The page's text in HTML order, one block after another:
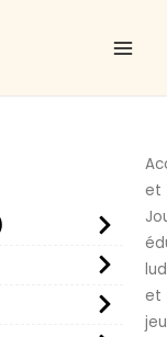
et
et